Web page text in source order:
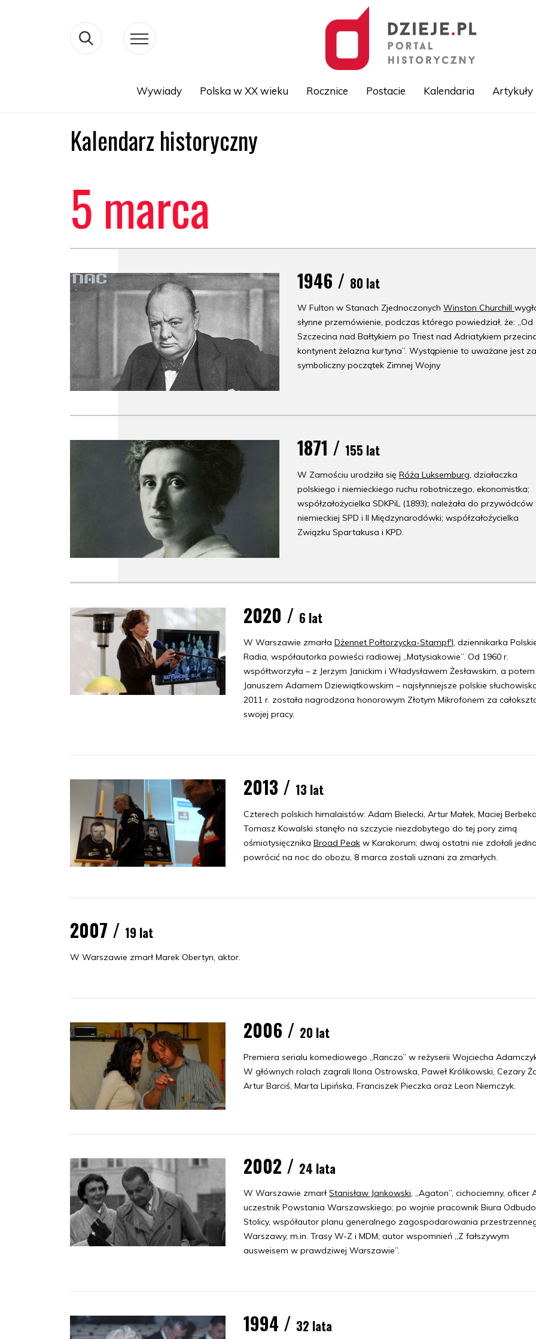
Wywiady Polska w XX wieku Rocznice Postacie Kalendaria Artykuły
Kalendarz historyczny
5 marca
1946 / 80 lat
W Fulton w Stanach Zjednoczonych Winston Churchill
słynne przemówienie, podczas którego powiedział, że: „Od
Szczecina nad Bałtykiem po Triest nad Adriatykiem
kontynent żelazna kurtyna”. Wystąpienie to uważane jest za
symboliczny początek Zimnej Wojny
1871 / 155 lat
W Zamościu urodziła się Róża Luksemburg, działaczka
polskiego i niemieckiego ruchu robotniczego, ekonomistka;
współzałożycielka SDKPiL (1893); należała do przywódców
niemieckiej SPD i II Międzynarodówki; współzałożycielka
Związku Spartakusa i KPD.
2020 / 6 lat
W Warszawie zmarła Dżennet Połtorzycka-Stampf'l, dziennikarka
Radia, współautorka powieści radiowej „Matysiakowie”. Od 1960 r.
współtworzyła – z Jerzym Janickim i Władysławem Żesławskim, a
Januszem Adamem Dziewiątkowskim – najsłynniejsze polskie
2011 r. została nagrodzona honorowym Złotym Mikrofonem za
swojej pracy.
2013 / 13 lat
Czterech polskich himalaistów: Adam Bielecki, Artur Małek, Maciej
Tomasz Kowalski stanęło na szczycie niezdobytego do tej pory zimą
ośmiotysięcznika Broad Peak w Karakorum; dwaj ostatni nie zdołali
powrócić na noc do obozu, 8 marca zostali uznani za zmarłych.
2007 / 19 lat
W Warszawie zmarł Marek Obertyn, aktor.
2006 / 20 lat
Premiera serialu komediowego „Ranczo” w reżyserii Wojciecha
W głównych rolach zagrali Ilona Ostrowska, Paweł Królikowski, Cezary
Artur Barciś, Marta Lipińska, Franciszek Pieczka oraz Leon Niemczyk.
2002 / 24 lata
W Warszawie zmarł Stanisław Jankowski, „Agaton”, cichociemny, oficer
uczestnik Powstania Warszawskiego; po wojnie pracownik Biura
Stolicy, współautor planu generalnego zagospodarowania
Warszawy, m.in. Trasy W-Z i MDM; autor wspomnień „Z fałszywym
ausweisem w prawdziwej Warszawie”.
1994 / 32 lata